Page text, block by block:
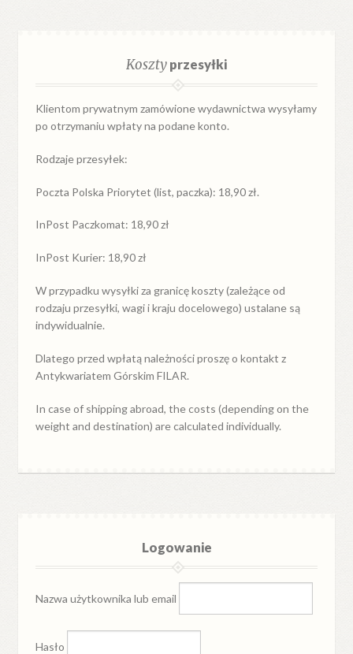
Kosztyprzesyłki
Klientom prywatnym zamówione wydawnictwa wysyłamy
po otrzymaniu wpłaty na podane konto.
Rodzaje przesyłek:
Poczta Polska Priorytet (list, paczka): 18,90 zł.
InPost Paczkomat: 18,90 zł
InPost Kurier: 18,90 zł
W przypadkuwysyłkiza granicękoszty (zależące od
rodzaju przesyłki, wagi i kraju docelowego) ustalane są
indywidualnie.
Dlatego przed wpłatą należności proszę o kontakt z
Antykwariatem Górskim FILAR.
In case of shipping abroad, the costs (depending on the
weight and destination) are calculated individually.
Logowanie
Nazwa użytkownika lub email
Hasło